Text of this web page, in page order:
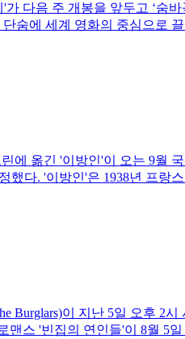
다음 주 개봉을 앞두고 ‘숨
숨에 세계 영화의 중심으로
에 옮긴 '이방인'이 오는 9월
다. '이방인'은 1938년 프랑
이 지난 5일 오후 2
스 '빈집의 연인들'이 8월 5